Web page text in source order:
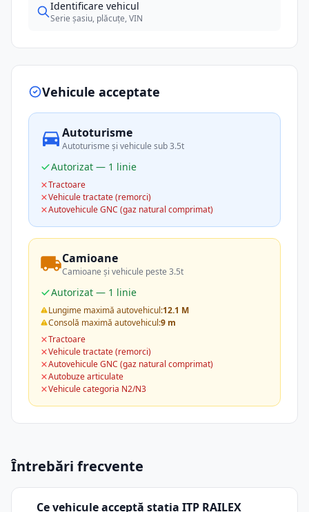
Identificare vehicul
Serie șasiu, plăcuțe, VIN
Vehicule acceptate
Autoturisme
Autoturisme și vehicule sub 3.5t
Autorizat — 1 linie
Tractoare
Vehicule tractate (remorci)
Autovehicule GNC (gaz natural comprimat)
Camioane
Camioane și vehicule peste 3.5t
Autorizat — 1 linie
Lungime maximă autovehicul:12.1 M
Consolă maximă autovehicul:9 m
Tractoare
Vehicule tractate (remorci)
Autovehicule GNC (gaz natural comprimat)
Autobuze articulate
Vehicule categoria N2/N3
Întrebări frecvente
Ce vehicule acceptă stația ITP RAILEX